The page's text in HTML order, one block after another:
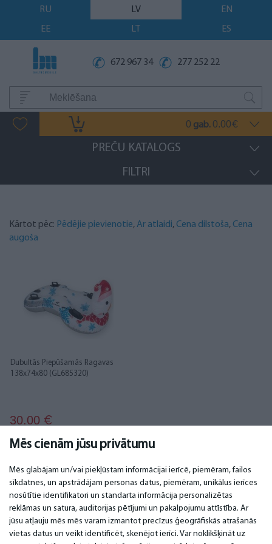
Mēs cienām jūsu privātumu
Mēs glabājam un/vai piekļūstam informācijai ierīcē, piemēram, failos
sīkdatnes, un apstrādājam personas datus, piemēram, unikālus ierīces
nosūtītie identifikatori un standarta informācija personalizētas
reklāmas un satura, auditorijas pētījumi un pakalpojumu attīstība. Ar
jūsu atļauju mēs mēs varam izmantot precīzus ģeogrāfiskās atrašanās
vietas datus un veikt identificēt, skenējot ierīci. Var noklikšķināt uz
RU LV
EN
EE
LT ES
672 967 34 277 252 22
0 gab. 0.00€
PREČU KATALOGS
FILTRI
Kārtot pēc: Pēdējie pievienotie,Ar atlaidi, Cena dilstoša, Cena
augoša
Dubultās Piepūšamās Ragavas
138x74x80 (GL685320)
30.00 €
SVARĪGI
Servisa centri
Garantija
KONTAKTI
Tel. +371 67296734
Mob. +371 27725222